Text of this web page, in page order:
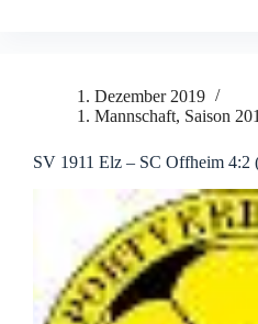
1. Dezember 2019
1. Mannschaft, Saison
SV 1911 Elz – SC Offheim 4:2